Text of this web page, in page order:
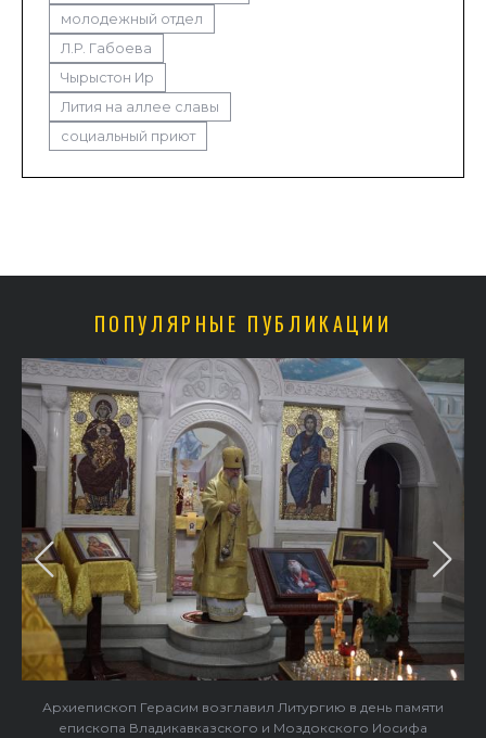
молодежный отдел
Л.Р. Габоева
Чырыстон Ир
Лития на аллее славы
социальный приют
ПОПУЛЯРНЫЕ ПУБЛИКАЦИИ
Архиепископ Герасим возглавил Литургию в день памяти
епископа Владикавказского и Моздокского Иосифа